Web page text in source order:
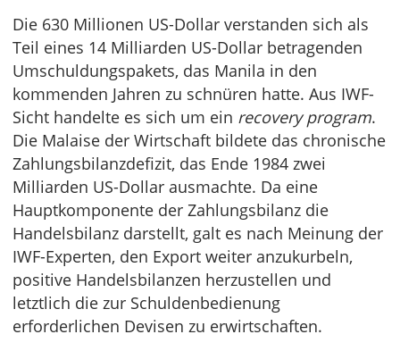
Die 630 Millionen US-Dollar verstanden sich als
Teil eines 14 Milliarden US-Dollar betragenden
Umschuldungspakets, das Manila in den
kommenden Jahren zu schnüren hatte. Aus IWF-
Sicht handelte es sich um ein recovery program.
Die Malaise der Wirtschaft bildete das chronische
Zahlungsbilanzdefizit, das Ende 1984 zwei
Milliarden US-Dollar ausmachte. Da eine
Hauptkomponente der Zahlungsbilanz die
Handelsbilanz darstellt, galt es nach Meinung der
IWF-Experten, den Export weiter anzukurbeln,
positive Handelsbilanzen herzustellen und
letztlich die zur Schuldenbedienung
erforderlichen Devisen zu erwirtschaften.